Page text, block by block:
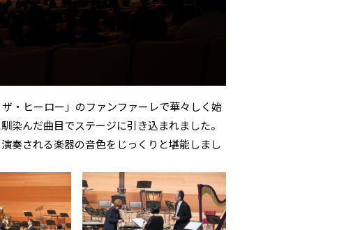
・ヒーロー」のファンファーレで華々しく始
染んだ曲目でステージに引き込まれました。
奏される楽器の音色をじっくりと堪能しまし